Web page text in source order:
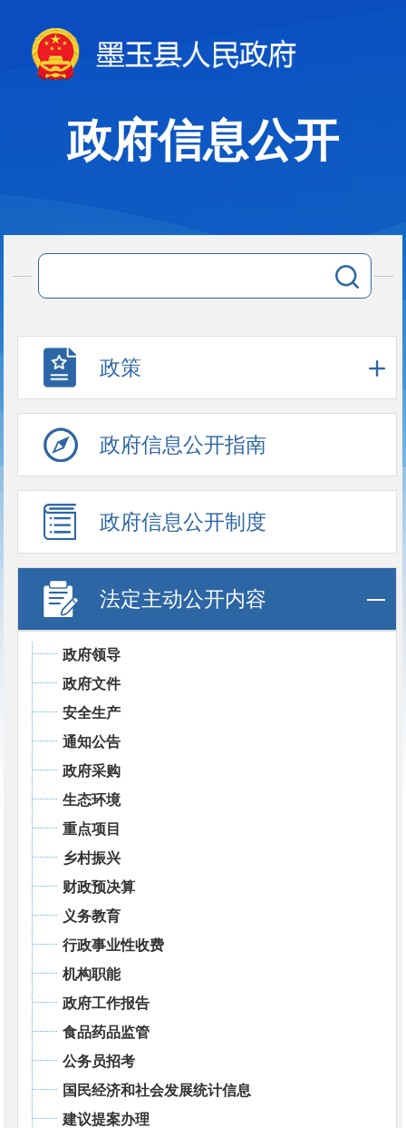
政府信息公开
政策
政府信息公开指南
政府信息公开制度
法定主动公开内容
政府领导
政府文件
安全生产
通知公告
政府采购
生态环境
重点项目
乡村振兴
财政预决算
义务教育
行政事业性收费
机构职能
政府工作报告
食品药品监管
公务员招考
国民经济和社会发展统计信息
建议提案办理